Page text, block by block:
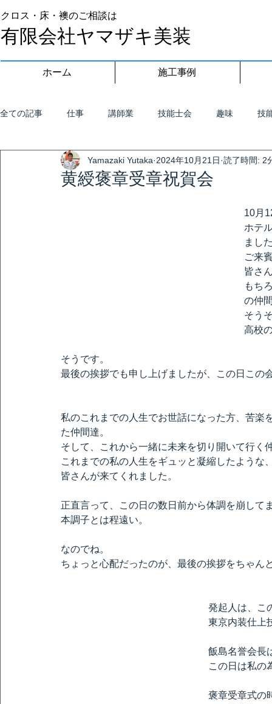
クロス・床・襖のご相談は
有限会社ヤマザキ美装
ホーム 施工事例
全ての記事 仕事 講師業 技能士会 趣味 技
黄綬褒章受章祝賀会
Yamazaki Yutaka 2024年10月21日 読了時間: 2
10月
ホテ
まし
ご来
皆さ
もち
の仲
そう
高校
そうです。
最後の挨拶でも申し上げましたが、この日この
私のこれまでの人生でお世話になった方、苦楽
た仲間達。
そして、これから一緒に未来を切り開いて行く
これまでの私の人生をギュッと凝縮したような
皆さんが来てくれました。
正直言って、この日の数日前から体調を崩して
本調子とは程遠い。
なのでね。
ちょっと心配だったのが、最後の挨拶をちゃん
発起人は、こ
東京内装仕上
飯島名誉会長
この日は私の
褒章受章式の